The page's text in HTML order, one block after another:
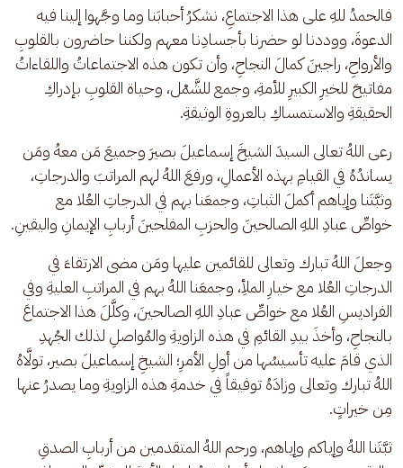
فالحمدُ للهِ على هذا الاجتماعِ، نشكرُ أحبابَنا وما وجَّهوا إلينا فيه
الدعوةَ، ووددنا لو حضرنا بأجسادِنا معهم ولكننا حاضرون بالقلوبِ
والأرواحِ، راجينَ كمالَ النجاحِ، وأن تكون هذه الاجتماعاتُ واللقاءاتُ
مفاتيحَ للخيرِ الكبيرِ للأمةِ، وجمع للشَّمْل، وحياة القلوبِ بإدراكِ
الحقيقةِ والاستمساكِ بالعروةِ الوثيقةِ.
رعى اللهُ تعالى السيدَ الشيخَ إسماعيلَ بصيرَ وجميعَ مَن معهُ ومَن
يساندُهُ في القيامِ بهذه الأعمالِ، ورفعَ اللهُ لهم المراتبَ والدرجاتِ،
وثبَّتَنا وإياهم أكملَ الثباتِ، وجمعَنا بهم في الدرجاتِ العُلا مع
خواصِّ عبادِ اللهِ الصالحينَ والحزبِ المفلحينَ أربابِ الإيمانِ واليقينِ.
وجعلَ اللهُ تبارك وتعالى للقائمين عليها ومَن مضى الارتقاءَ في
الدرجاتِ العُلا مع خيارِ الملأِ، وجمعَنا اللهُ بهم في المراتبِ العليةِ وفي
الفراديسِ العُلا مع خواصِّ عبادِ اللهِ الصالحينَ، وكلَّلَ هذا الاجتماعَ
بالنجاحِ، وأخذَ بيدِ القائمِ في هذه الزاويةِ والمُواصلِ لذلك الجُهدِ
الذي قامَ عليه تأسيسُها من أولِ الأمرِ؛ الشيخِ إسماعيلَ بصير، تولَّاهُ
اللهُ تبارك وتعالى وزادَهُ توفيقاً في خدمةِ هذه الزاويةِ وما يصدرُ عنها
مِن خيراتٍ.
ثبَّتَنا اللهُ وإياكم وإياهم، ورحم اللهُ المتقدمين من أربابِ الصدقِ